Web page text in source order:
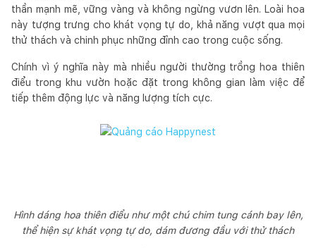
thần mạnh mẽ, vững vàng và không ngừng vươn lên. Loài hoa
này tượng trưng cho khát vọng tự do, khả năng vượt qua mọi
thử thách và chinh phục những đỉnh cao trong cuộc sống.
Chính vì ý nghĩa này mà nhiều người thường trồng hoa thiên
điểu trong khu vườn hoặc đặt trong không gian làm việc để
tiếp thêm động lực và năng lượng tích cực.
Hình dáng hoa thiên điểu như một chú chim tung cánh bay lên,
thể hiện sự khát vọng tự do, dám đương đầu với thử thách